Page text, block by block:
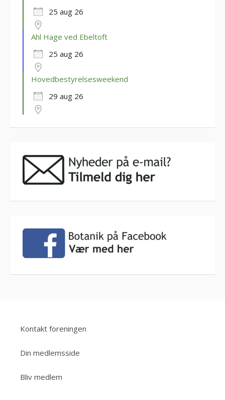
25 aug 26
Ahl Hage ved Ebeltoft
25 aug 26
Hovedbestyrelsesweekend
29 aug 26
Kontakt foreningen
Din medlemsside
Bliv medlem